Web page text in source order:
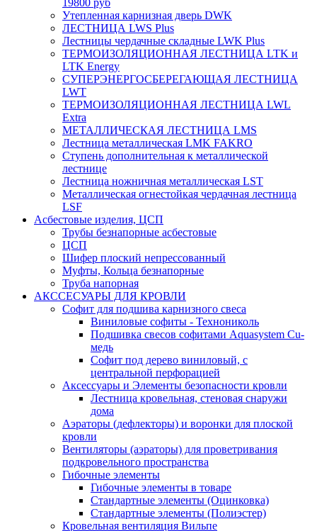
19800 руб
Утепленная карнизная дверь DWK
ЛЕСТНИЦА LWS Plus
Лестницы чердачные складные LWK Plus
ТЕРМОИЗОЛЯЦИОННАЯ ЛЕСТНИЦА LTK и
LTK Energy
СУПЕРЭНЕРГОСБЕРЕГАЮЩАЯ ЛЕСТНИЦА
LWT
ТЕРМОИЗОЛЯЦИОННАЯ ЛЕСТНИЦА LWL
Extra
МЕТАЛЛИЧЕСКАЯ ЛЕСТНИЦА LMS
Лестница металлическая LMK FAKRO
Ступень дополнительная к металлической
лестнице
Лестница ножничная металлическая LST
Металлическая огнестойкая чердачная лестница
LSF
Асбестовые изделия, ЦСП
Трубы безнапорные асбестовые
ЦСП
Шифер плоский непрессованный
Муфты, Кольца безнапорные
Труба напорная
АКССЕСУАРЫ ДЛЯ КРОВЛИ
Софит для подшива карнизного свеса
Виниловые софиты - Технониколь
Подшивка свесов софитами Aquasystem Cu-
медь
Софит под дерево виниловый, с
центральной перфорацией
Аксессуары и Элементы безопасности кровли
Лестница кровельная, стеновая снаружи
дома
Аэраторы (дефлекторы) и воронки для плоской
кровли
Вентиляторы (аэраторы) для проветривания
подкровельного пространства
Гибочные элементы
Гибочные элементы в товаре
Стандартные элементы (Оцинковка)
Стандартные элементы (Полиэстер)
Кровельная вентиляция Вильпе